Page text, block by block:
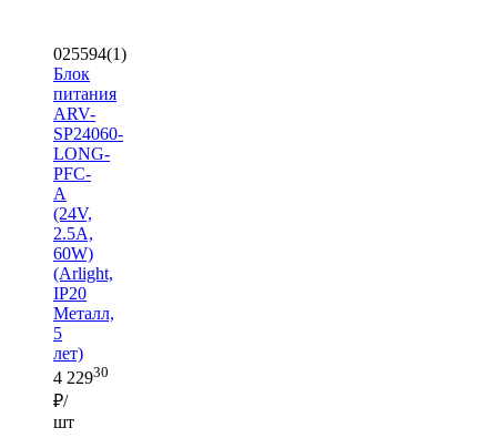
025594(1)
Блок
питания
ARV-
SP24060-
LONG-
PFC-
A
(24V,
2.5A,
60W)
(Arlight,
IP20
Металл,
5
лет)
4 22930
₽/
шт